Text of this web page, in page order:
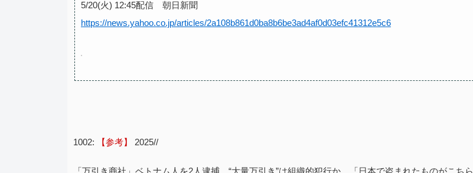
5/20(火) 12:45配信 朝日新聞
https://news.yahoo.co.jp/articles/2a108b861d0ba8b6be3ad4af0d03efc41312e5c6
1002: 【参考】 2025//
「万引き商社」ベトナム人を2人逮捕 “大量万引き”は組織的犯行か 「日本で盗まれたものがこちら